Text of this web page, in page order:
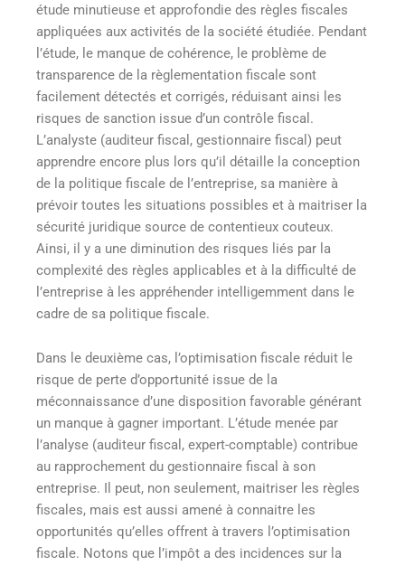
étude minutieuse et approfondie des règles fiscales
appliquées aux activités de la société étudiée. Pendant
l’étude, le manque de cohérence, le problème de
transparence de la règlementation fiscale sont
facilement détectés et corrigés, réduisant ainsi les
risques de sanction issue d’un contrôle fiscal.
L’analyste (auditeur fiscal, gestionnaire fiscal) peut
apprendre encore plus lors qu’il détaille la conception
de la politique fiscale de l’entreprise, sa manière à
prévoir toutes les situations possibles et à maitriser la
sécurité juridique source de contentieux couteux.
Ainsi, il y a une diminution des risques liés par la
complexité des règles applicables et à la difficulté de
l’entreprise à les appréhender intelligemment dans le
cadre de sa politique fiscale.
Dans le deuxième cas, l’optimisation fiscale réduit le
risque de perte d’opportunité issue de la
méconnaissance d’une disposition favorable générant
un manque à gagner important. L’étude menée par
l’analyse (auditeur fiscal, expert-comptable) contribue
au rapprochement du gestionnaire fiscal à son
entreprise. Il peut, non seulement, maitriser les règles
fiscales, mais est aussi amené à connaitre les
opportunités qu’elles offrent à travers l’optimisation
fiscale. Notons que l’impôt a des incidences sur la